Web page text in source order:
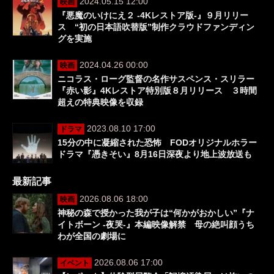
『悪魔のいけにえ２ ‐4Kレストア版‐』９月リリー
ス “初の日本語吹替版”制作クラウドファンディン
グを実施
映画
2024.04.26 00:00
ニコラス・ローグ監督の名作サスペンス・スリラー
『赤い影』4Kレストア特別版８月リリース ３時間
超えの特典映像を収録
ドラマ
2023.08.10 17:00
15分の中に凝縮された恐怖 FODオリジナルホラー
ドラマ『憑きそい』8月16日深夜より地上波放送も
最新記事
映画
2026.08.06 18:00
神秘の森で授かった我が子は“何かがおかしい”『ナ
イトボーン -夜哭-』本編映像解禁 母の絶叫顔うち
わが全国の劇場に
イベント
2026.08.06 17:00